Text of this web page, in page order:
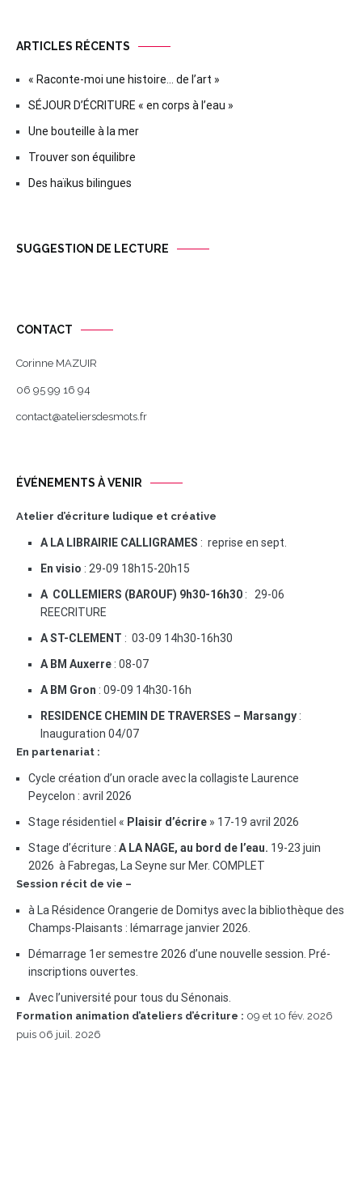
ARTICLES RÉCENTS
« Raconte-moi une histoire… de l’art »
SÉJOUR D’ÉCRITURE « en corps à l’eau »
Une bouteille à la mer
Trouver son équilibre
Des haïkus bilingues
SUGGESTION DE LECTURE
CONTACT
Corinne MAZUIR
06 95 99 16 94
contact@ateliersdesmots.fr
ÉVÉNEMENTS À VENIR
Atelier d’écriture ludique et créative
A LA LIBRAIRIE CALLIGRAMES : reprise en sept.
En visio : 29-09 18h15-20h15
A COLLEMIERS (BAROUF) 9h30-16h30 : 29-06
REECRITURE
A ST-CLEMENT : 03-09 14h30-16h30
A BM Auxerre : 08-07
A BM Gron : 09-09 14h30-16h
RESIDENCE CHEMIN DE TRAVERSES – Marsangy :
Inauguration 04/07
En partenariat :
Cycle création d’un oracle avec la collagiste Laurence
Peycelon : avril 2026
Stage résidentiel « Plaisir d’écrire » 17-19 avril 2026
Stage d’écriture : A LA NAGE, au bord de l’eau. 19-23 juin
2026 à Fabregas, La Seyne sur Mer. COMPLET
Session récit de vie –
à La Résidence Orangerie de Domitys avec la bibliothèque des
Champs-Plaisants : lémarrage janvier 2026.
Démarrage 1er semestre 2026 d’une nouvelle session. Pré-
inscriptions ouvertes.
Avec l’université pour tous du Sénonais.
Formation animation d’ateliers d’écriture : 09 et 10 fév. 2026
puis 06 juil. 2026